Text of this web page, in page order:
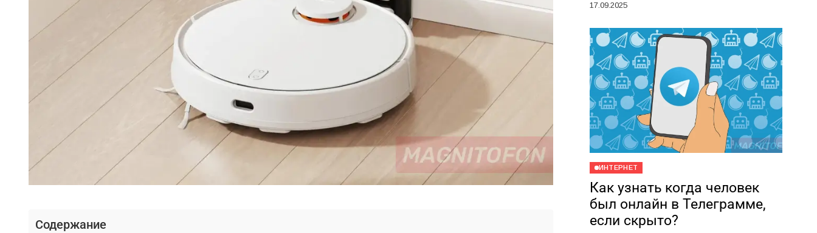
Содержание
подозрения в нечестности....
17.09.2025
ИНТЕРНЕТ
Как узнать когда человек
был онлайн в Телеграмме,
если скрыто?